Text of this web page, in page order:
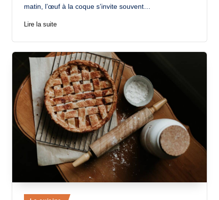
matin, l’œuf à la coque s’invite souvent…
Lire la suite